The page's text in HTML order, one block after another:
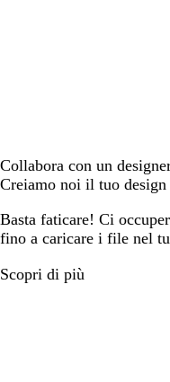
Collabora con un
Creiamo noi il tuo design
Basta faticare! Ci
fino a caricare i file nel
Scopri di più